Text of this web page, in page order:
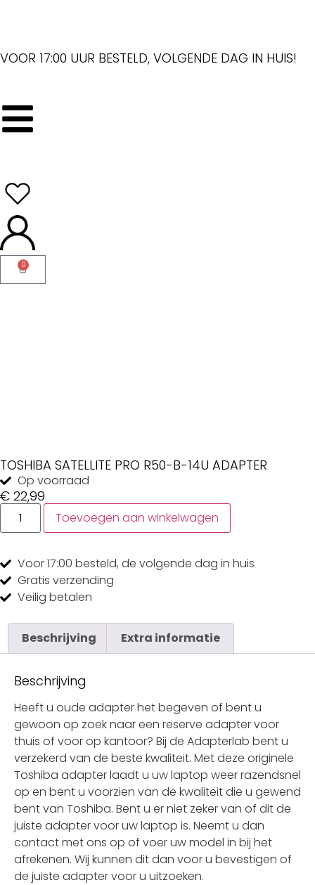
VOOR 17:00 UUR BESTELD, VOLGENDE DAG IN HUIS!
0
TOSHIBA SATELLITE PRO R50-B-14U ADAPTER
Op voorraad
€ 22,99
Toevoegen aan winkelwagen
Voor 17:00 besteld, de volgende dag in huis
Gratis verzending
Veilig betalen
Beschrijving Extra informatie
Beschrijving
Heeft u oude adapter het begeven of bent u
gewoon op zoek naar een reserve adapter voor
thuis of voor op kantoor? Bij de Adapterlab bent u
verzekerd van de beste kwaliteit. Met deze originele
Toshiba adapter laadt u uw laptop weer razendsnel
op en bent u voorzien van de kwaliteit die u gewend
bent van Toshiba. Bent u er niet zeker van of dit de
juiste adapter voor uw laptop is. Neemt u dan
contact met ons op of voer uw model in bij het
afrekenen. Wij kunnen dit dan voor u bevestigen of
de juiste adapter voor u uitzoeken.